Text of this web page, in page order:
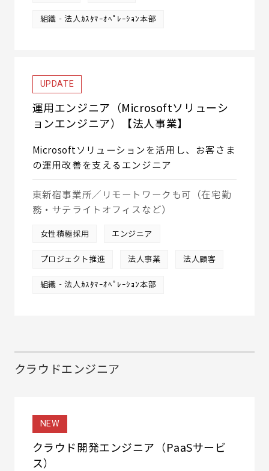
組織‐法人ｶｽﾀﾏｰｵﾍﾟﾚｰｼｮﾝ本部
UPDATE
運用エンジニア（Microsoftソリューシ
ョンエンジニア）【法人事業】
Microsoftソリューションを活用し、お客さま
の運用改善を支えるエンジニア
東新宿事業所／リモートワークも可（在宅勤
務・サテライトオフィスなど）
女性積極採用 エンジニア
プロジェクト推進 法人事業 法人顧客
組織‐法人ｶｽﾀﾏｰｵﾍﾟﾚｰｼｮﾝ本部
クラウドエンジニア
NEW
クラウド開発エンジニア（PaaSサービ
ス）